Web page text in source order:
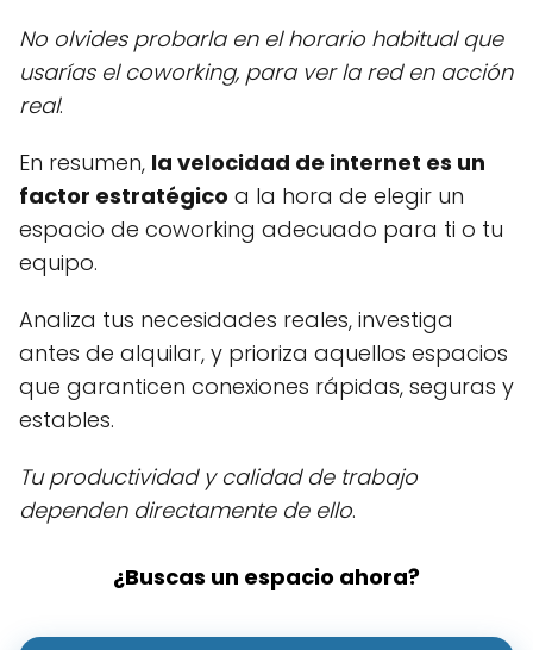
No olvides probarla en el horario habitual que
usarías el coworking, para ver la red en acción
real.
En resumen, la velocidad de internet es un
factor estratégico a la hora de elegir un
espacio de coworking adecuado para ti o tu
equipo.
Analiza tus necesidades reales, investiga
antes de alquilar, y prioriza aquellos espacios
que garanticen conexiones rápidas, seguras y
estables.
Tu productividad y calidad de trabajo
dependen directamente de ello.
¿Buscas un espacio ahora?